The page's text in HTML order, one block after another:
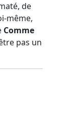
de
même,
Comme
pas un